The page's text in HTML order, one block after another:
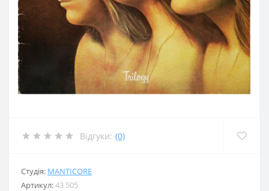
Відгуки: (0)
Студія: MANTICORE
Артикул:43 505